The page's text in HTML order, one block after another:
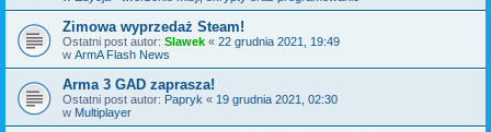
Zimowa wyprzedaż Steam!
Ostatni post autor: Slawek « 22 grudnia 2021, 19:49
w ArmA Flash News
Arma 3 GAD zaprasza!
Ostatni post autor: Papryk « 19 grudnia 2021, 02:30
w Multiplayer